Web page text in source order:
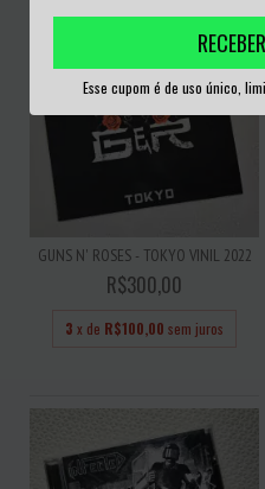
Esse cupom é de uso único,
GUNS N' ROSES - TOKYO VINIL 2022
R$300,00
3 x de R$100,00 sem juros